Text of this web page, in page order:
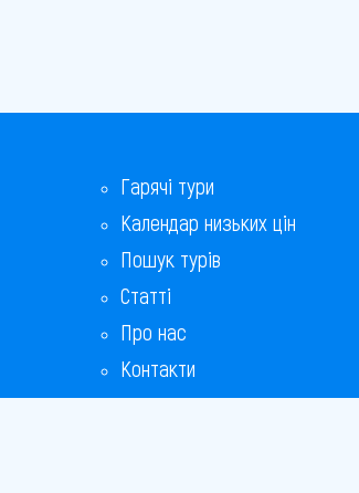
Гарячі тури
Календар низьких цін
Пошук турів
Статті
Про нас
Контакти
Бонусна програма